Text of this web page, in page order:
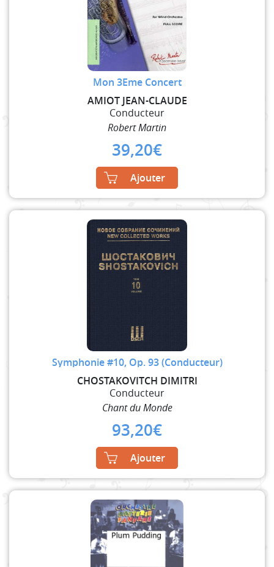
Mon 3Eme Concert
AMIOT JEAN-CLAUDE
Conducteur
Robert Martin
39,20€
Ajouter
Symphonie #10, Op. 93 (Conducteur)
CHOSTAKOVITCH DIMITRI
Conducteur
Chant du Monde
93,20€
Ajouter